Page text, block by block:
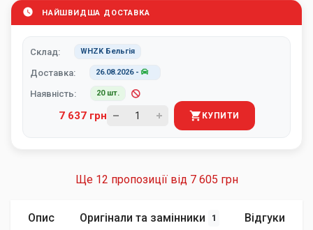
НАЙШВИДША ДОСТАВКА
Склад: WHZK Бельгія
Доставка: 26.08.2026-
Наявність: 20 шт.
7 637 грн КУПИТИ
Ще 12 пропозиції від 7 605 грн
Опис Оригінали та замінники 1 Відгуки